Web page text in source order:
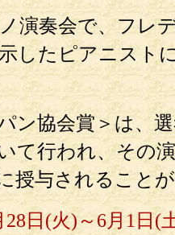
演奏会で、フレ
したピアニスト
ン協会賞＞は、
て行われ、その
授与されること
日(火)～6月1日